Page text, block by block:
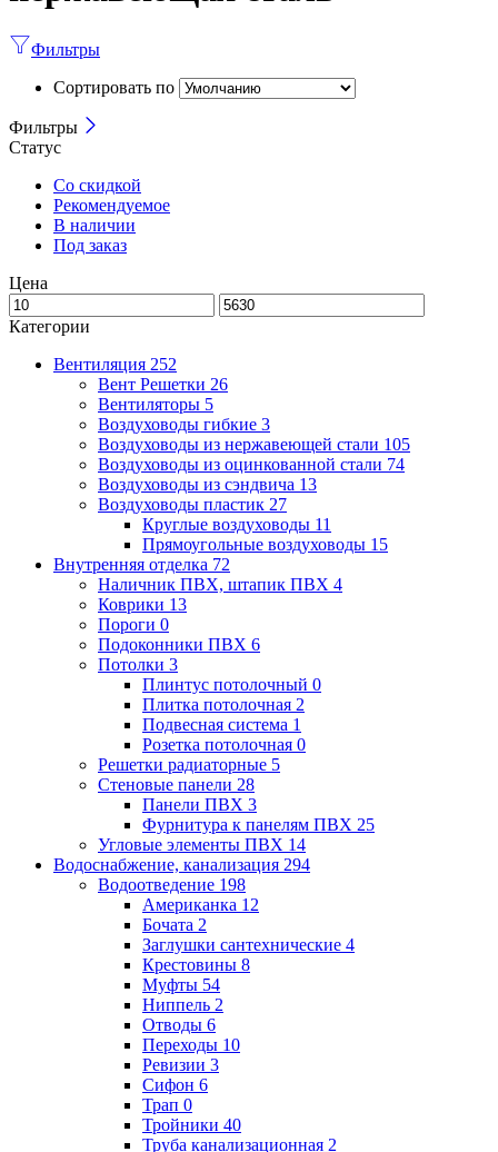
Фильтры
Сортировать по
Фильтры
Статус
Со скидкой
Рекомендуемое
В наличии
Под заказ
Цена
Категории
Вентиляция 252
Вент Решетки 26
Вентиляторы 5
Воздуховоды гибкие 3
Воздуховоды из нержавеющей стали 105
Воздуховоды из оцинкованной стали 74
Воздуховоды из сэндвича 13
Воздуховоды пластик 27
Круглые воздуховоды 11
Прямоугольные воздуховоды 15
Внутренняя отделка 72
Наличник ПВХ, штапик ПВХ 4
Коврики 13
Пороги 0
Подоконники ПВХ 6
Потолки 3
Плинтус потолочный 0
Плитка потолочная 2
Подвесная система 1
Розетка потолочная 0
Решетки радиаторные 5
Стеновые панели 28
Панели ПВХ 3
Фурнитура к панелям ПВХ 25
Угловые элементы ПВХ 14
Водоснабжение, канализация 294
Водоотведение 198
Американка 12
Бочата 2
Заглушки сантехнические 4
Крестовины 8
Муфты 54
Ниппель 2
Отводы 6
Переходы 10
Ревизии 3
Сифон 6
Трап 0
Тройники 40
Труба канализационная 2